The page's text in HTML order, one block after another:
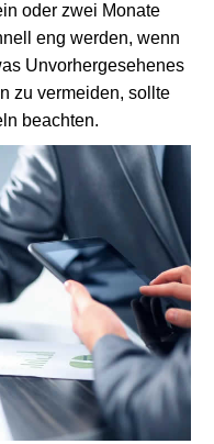
oder zwei Monate
eng werden, wenn
Unvorhergesehenes
zu vermeiden, sollte
beachten.